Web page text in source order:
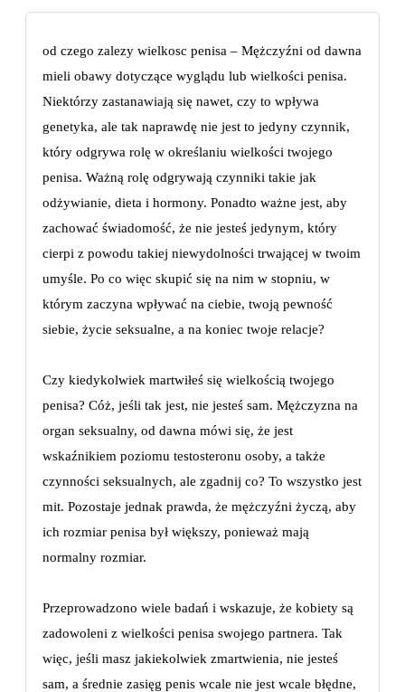
od czego zalezy wielkosc penisa – Mężczyźni od dawna
mieli obawy dotyczące wyglądu lub wielkości penisa.
Niektórzy zastanawiają się nawet, czy to wpływa
genetyka, ale tak naprawdę nie jest to jedyny czynnik,
który odgrywa rolę w określaniu wielkości twojego
penisa. Ważną rolę odgrywają czynniki takie jak
odżywianie, dieta i hormony. Ponadto ważne jest, aby
zachować świadomość, że nie jesteś jedynym, który
cierpi z powodu takiej niewydolności trwającej w twoim
umyśle. Po co więc skupić się na nim w stopniu, w
którym zaczyna wpływać na ciebie, twoją pewność
siebie, życie seksualne, a na koniec twoje relacje?
Czy kiedykolwiek martwiłeś się wielkością twojego
penisa? Cóż, jeśli tak jest, nie jesteś sam. Mężczyzna na
organ seksualny, od dawna mówi się, że jest
wskaźnikiem poziomu testosteronu osoby, a także
czynności seksualnych, ale zgadnij co? To wszystko jest
mit. Pozostaje jednak prawda, że ​​mężczyźni życzą, aby
ich rozmiar penisa był większy, ponieważ mają
normalny rozmiar.
Przeprowadzono wiele badań i wskazuje, że kobiety są
zadowoleni z wielkości penisa swojego partnera. Tak
więc, jeśli masz jakiekolwiek zmartwienia, nie jesteś
sam, a średnie zasięg penis wcale nie jest wcale błędne,